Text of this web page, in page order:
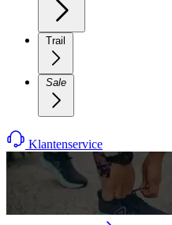
Trail
Sale
Klantenservice